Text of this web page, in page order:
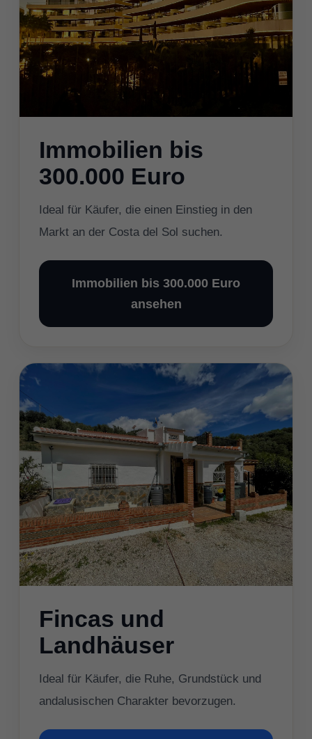
Immobilien bis
300.000 Euro
Ideal für Käufer, die einen Einstieg in den
Markt an der Costa del Sol suchen.
Immobilien bis 300.000 Euro
ansehen
Fincas und
Landhäuser
Ideal für Käufer, die Ruhe, Grundstück und
andalusischen Charakter bevorzugen.